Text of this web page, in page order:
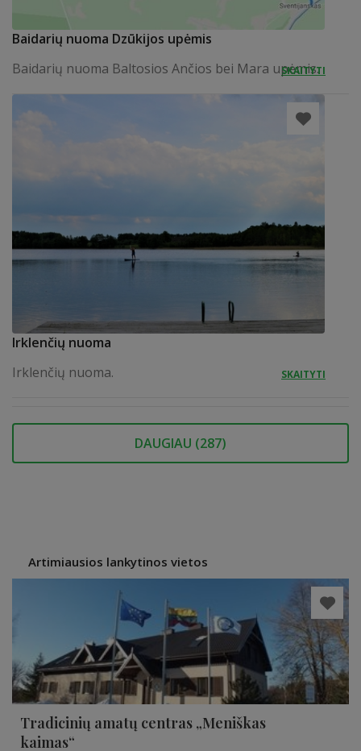
Baidarių nuoma Dzūkijos upėmis
Baidarių nuoma Baltosios Ančios bei Mara upėmis.
SKAITYTI
Irklenčių nuoma
Irklenčių nuoma.
SKAITYTI
DAUGIAU (287)
Artimiausios lankytinos vietos
Tradicinių amatų centras „Meniškas
kaimas“